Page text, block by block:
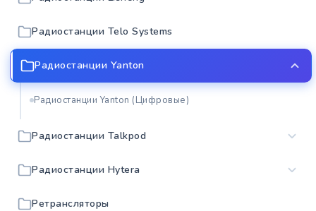
Радиостанции Telo Systems
Радиостанции Yanton
Радиостанции Yanton (Цифровые)
Радиостанции Talkpod
Радиостанции Hytera
Ретрансляторы